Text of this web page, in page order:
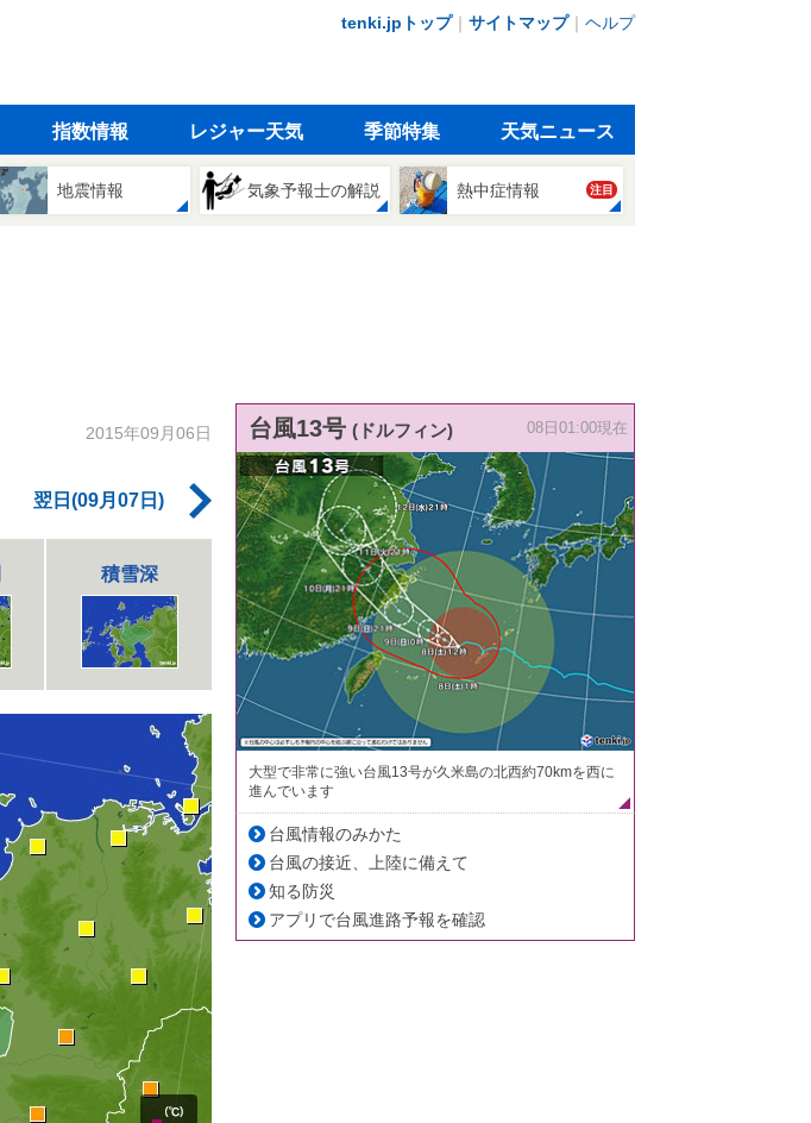
tenki.jpトップ｜ サイトマップ｜ ヘルプ
指数情報 レジャー天気 季節特集 天気ニュース
地震情報 気象予報士の解説 熱中症情報 注目
2015年09月06日
翌日(09月07日)
積雪深
台風13号 (ドルフィン) 08日01:00現在
大型で非常に強い台風13号が久米島の北西約70kmを西に
進んでいます
台風情報のみかた
台風の接近、上陸に備えて
知る防災
アプリで台風進路予報を確認